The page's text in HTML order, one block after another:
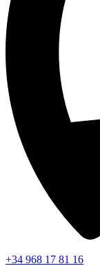
+34 968 17 81 16